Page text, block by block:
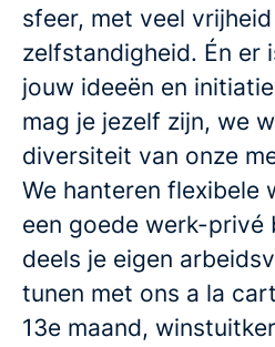
sfeer, met veel vrijheid
zelfstandigheid. Én er
jouw ideeën en
mag je jezelf zijn, we
diversiteit van onze
We hanteren flexibele
een goede werk-privé
deels je eigen
tunen met ons a la
13e maand,